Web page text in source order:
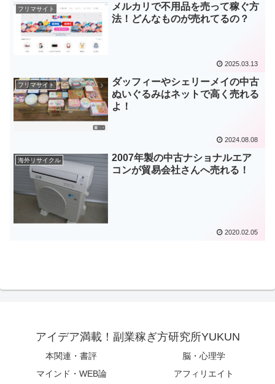
フリマサイト
メルカリで不用品を売って稼ぐ方
法！どんなものが売れてるの？
2025.03.13
フリマサイト
ダッフィーやシェリーメイの中古
ぬいぐるみはネットで高く売れる
よ！
2024.08.08
海外リサイクル
2007年製の中古ナショナルエア
コンが貿易会社さんへ売れる！
2020.02.05
アイデア満載！副業稼ぎ方研究所YUKUN
本関連・書評
脳・心理学
マインド・WEB論
アフィリエイト